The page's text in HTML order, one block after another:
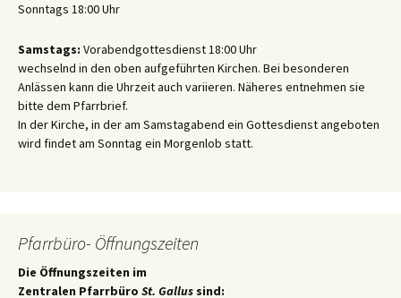
Sonntags 18:00 Uhr
Samstags: Vorabendgottesdienst 18:00 Uhr
wechselnd in den oben aufgeführten Kirchen. Bei besonderen
Anlässen kann die Uhrzeit auch variieren. Näheres entnehmen sie
bitte dem Pfarrbrief.
In der Kirche, in der am Samstagabend ein Gottesdienst angeboten
wird findet am Sonntag ein Morgenlob statt.
Pfarrbüro- Öffnungszeiten
Die Öffnungszeiten im
Zentralen Pfarrbüro St. Gallus sind: